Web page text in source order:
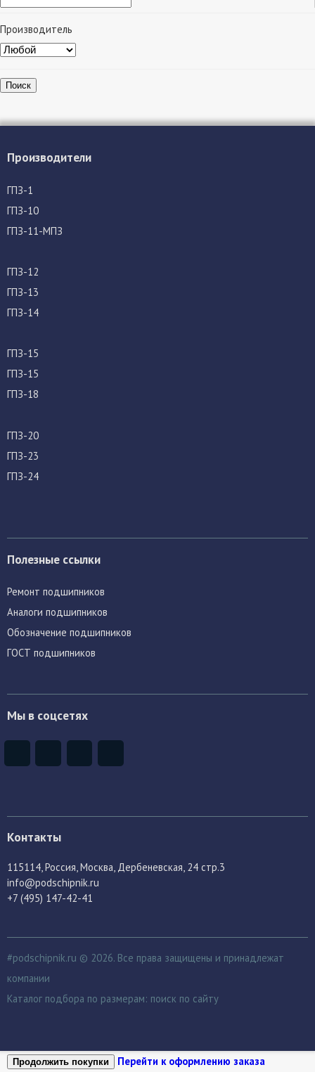
Производитель
Поиск
Производители
ГПЗ-1
ГПЗ-10
ГПЗ-11-МПЗ
ГПЗ-12
ГПЗ-13
ГПЗ-14
ГПЗ-15
ГПЗ-15
ГПЗ-18
ГПЗ-20
ГПЗ-23
ГПЗ-24
Полезные ссылки
Ремонт подшипников
Аналоги подшипников
Обозначение подшипников
ГОСТ подшипников
Мы в соцсетях
Контакты
115114 , Россия, Москва, Дербеневская, 24 стр.3
info@podschipnik.ru
+7 (495) 147-42-41
#podschipnik.ru © 2026. Все права защищены и принадлежат
компании
Каталог подбора по размерам: поиск по сайту
Продолжить покупки Перейти к оформлению заказа